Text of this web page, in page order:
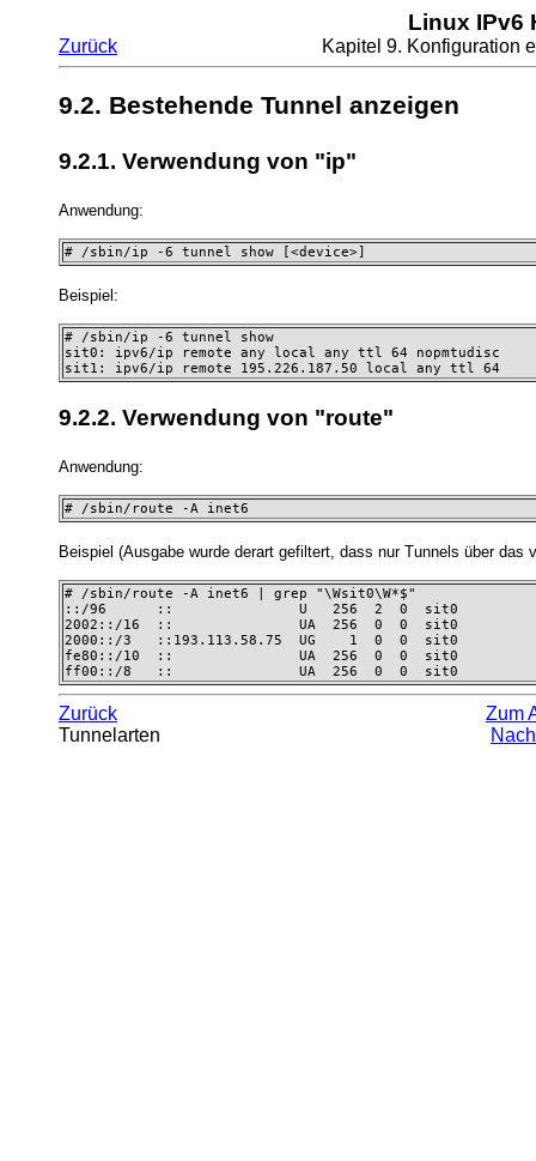
Linux IPv6
Zurück Kapitel 9. Konfiguration
9.2. Bestehende Tunnel anzeigen
9.2.1. Verwendung von "ip"
Anwendung:
# /sbin/ip -6 tunnel show [<device>]
Beispiel:
# /sbin/ip -6 tunnel show
sit0: ipv6/ip remote any local any ttl 64 nopmtudisc
sit1: ipv6/ip remote 195.226.187.50 local any ttl 64
9.2.2. Verwendung von "route"
Anwendung:
# /sbin/route -A inet6
Beispiel (Ausgabe wurde derart gefiltert, dass nur Tunnels über das
# /sbin/route -A inet6 | grep "\Wsit0\W*$"
::/96      ::               U   256  2  0  sit0
2002::/16  ::               UA  256  0  0  sit0
2000::/3   ::193.113.58.75  UG    1  0  0  sit0
fe80::/10  ::               UA  256  0  0  sit0
ff00::/8   ::               UA  256  0  0  sit0
Zurück
Zum
Tunnelarten